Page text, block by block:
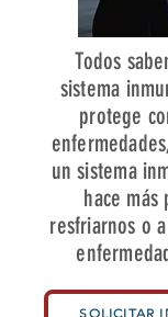
Todos
sistema
protege
un sistema
hace más
resfriarnos o
SOLICITAR